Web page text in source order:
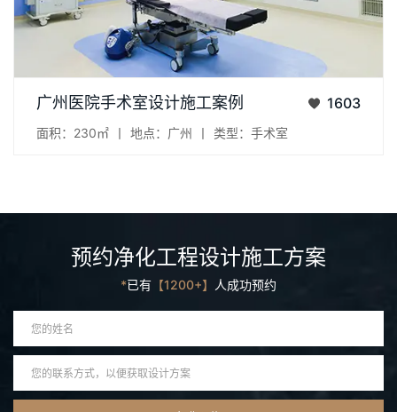
广州医院手术室设计施工案例 1603
面积：230㎡ 丨 地点：广州 丨 类型：手术室
预约净化工程设计施工方案
*已有 【1200+】 人成功预约